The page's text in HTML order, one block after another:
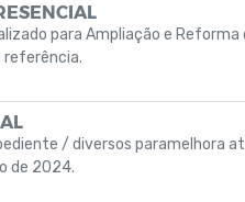
para Ampliação e Reforma
/ diversos paramelhora
de 2024.